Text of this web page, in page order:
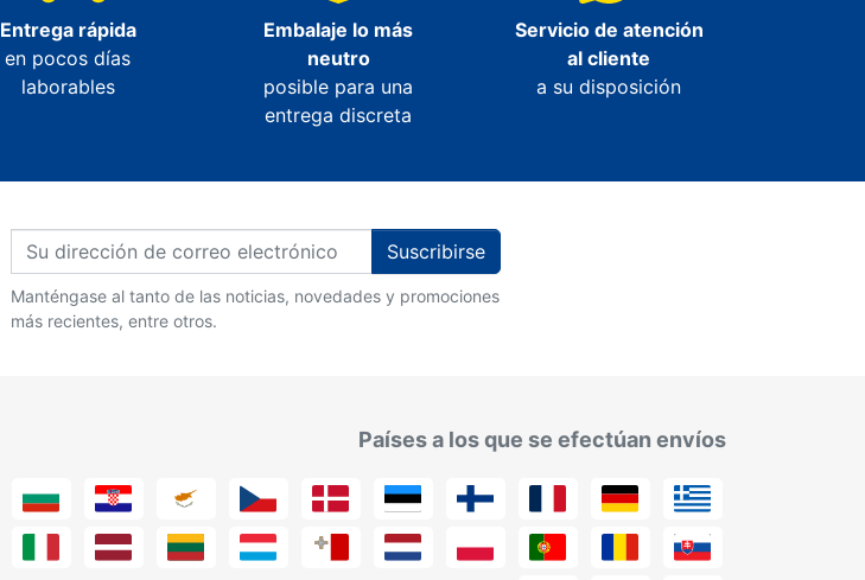
Entrega rápida
en pocos días
laborables
Embalaje lo más
neutro
posible para una
entrega discreta
Servicio de atención
al cliente
a su disposición
Suscribirse
Manténgase al tanto de las noticias, novedades y promociones
más recientes, entre otros.
Países a los que se efectúan envíos